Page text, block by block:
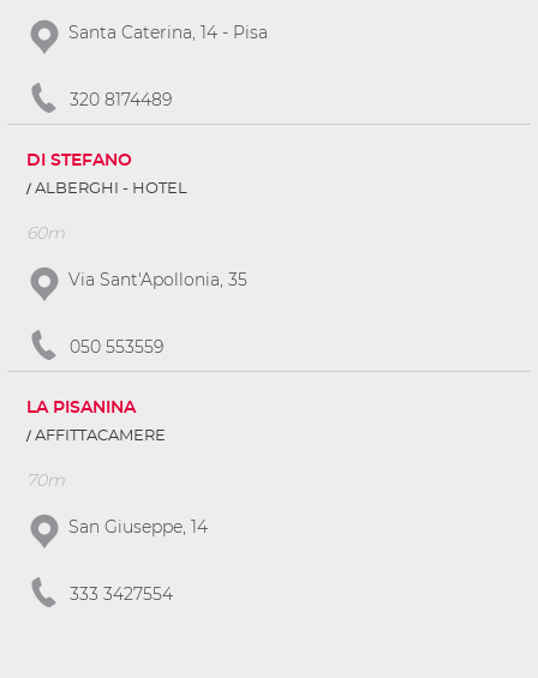
Santa Caterina, 14 - Pisa
320 8174489
DI STEFANO
ALBERGHI - HOTEL
60m
Via Sant'Apollonia, 35
050 553559
LA PISANINA
AFFITTACAMERE
70m
San Giuseppe, 14
333 3427554